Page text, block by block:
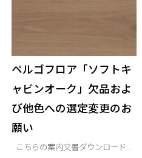
ペルゴフロア「ソフトキ
ャビンオーク」欠品およ
び他色への選定変更のお
願い
こちらの案内文書ダウンロード...